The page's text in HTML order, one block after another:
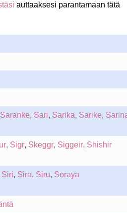
auttaaksesi parantamaan tätä
Saranke, Sari, Sarika, Sarike,
, Sigr, Skeggr, Siggeir, Shishir
Siri, Sira, Siru, Soraya